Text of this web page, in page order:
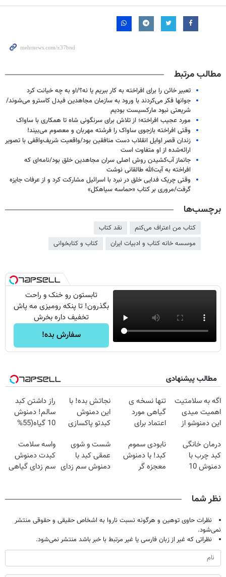
مطالب مرتبط
تعبیر خائن را برای افراخته به کار ببریم یا نه؟/او به چه خیانت کرد
جوانها فکر می‌کردند با ورود به سازمان مجاهدین فیدل کاسترو می‌شوند/
شریعتی نبود مارکسیست بودیم
مورد عجیب افراخته؛ از تلاش برای سرنگونی شاه تا همکاری با ساواک
وقتی افراخته بازجوی ساواک را فرشته مهربان و معصوم می‌بیند!
زندان قصر اوایل انقلاب دست منافقین بود/واقعیت شریف‌واقفی با تصویر
ارائه‌شده از او متفاوت است
جانماز آب‌کشیدن روش اصلی سران مجاهدین خلق بود/نامه‌ای که
افراخته به آیت‌الله طالقانی نوشت
وقتی چریک فدایی خلق در نبرد با اسرائیل مشارکت کرد و از عرفات جایزه
گرفت/مروری بر کتاب «حماسه سیاهکل»
برچسب‌ها
کتاب من اعتراف می‌کنم
نقد کتاب
موسسه خانه کتاب و ادبیات ایران
کتاب و کتابخوانی
تابستون رو خنک و راحت
بگذرون! تا پنکه رومیزی مه پاش
تخفیف داره بخرش
سفارش بده!
مطالب پیشنهادی
اگه به سلامتیت
اهمیت میدی
این دمنوشو از
تنها نسخه ی
گیاهی مورد
اعتماد برای
سیب سلامت)
نجاتش بده! با
این دمنوش
کبدتو پاکسازی
مرجوعی
راز داشتن کبد
سالم! دمنوش
10 گیاه(55%
درمان خانگی
کبد چرب با
دمنوش 10
نابودی سموم
کبد! با دمنوش
معجزه گر
شست و شوی
عمقی کبد با
دمنوش سم زدای
واسه سلامت
کبدت دمنوش
سم زدای گیاهی
تخفیف)
نظر شما
نظرات حاوی توهین و هرگونه نسبت ناروا به اشخاص حقیقی و حقوقی منتشر
نمی‌شود.
نظراتی که غیر از زبان فارسی یا غیر مرتبط با خبر باشد منتشر نمی‌شود.